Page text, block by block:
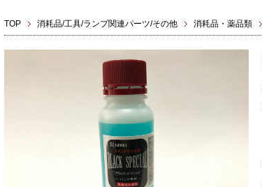
TOP 消耗品/工具/ランプ関連パーツ/その他 消耗品・薬品類